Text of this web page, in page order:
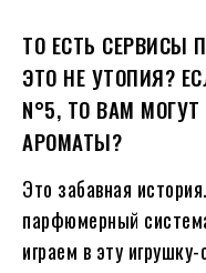
ТО ЕСТЬ СЕРВИСЫ
ЭТО НЕ УТОПИЯ?
N°5, ТО ВАМ
АРОМАТЫ?
Это забавная
парфюмерный
играем в эту